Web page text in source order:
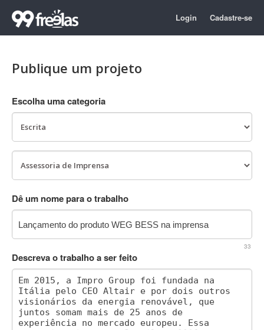
Login Cadastre-se
Publique um projeto
Escolha uma categoria
Dê um nome para o trabalho
33
Descreva o trabalho a ser feito